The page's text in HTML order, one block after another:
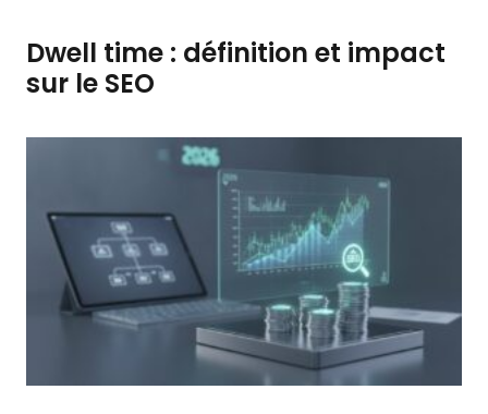
Dwell time : définition et impact
sur le SEO